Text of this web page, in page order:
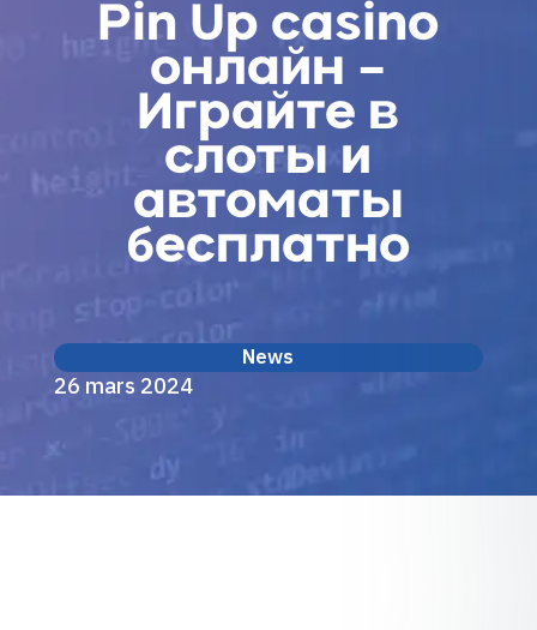
Pin Up casino
онлайн –
Играйте в
слоты и
автоматы
бесплатно
News
26 mars 2024